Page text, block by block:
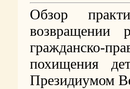
Обзор
возвращении
гражданско-
похищения
Президиумом